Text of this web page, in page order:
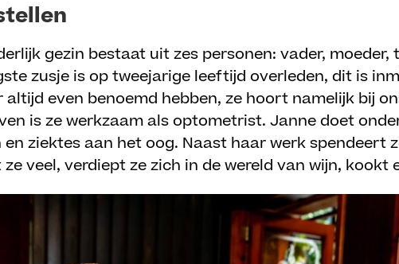
gezin bestaat uit zes personen: vader, moeder,
zusje is op tweejarige leeftijd overleden, dit is
altijd even benoemd hebben, ze hoort namelijk bij
is ze werkzaam als optometrist. Janne doet
ziektes aan het oog. Naast haar werk spendeert
veel, verdiept ze zich in de wereld van wijn, kookt